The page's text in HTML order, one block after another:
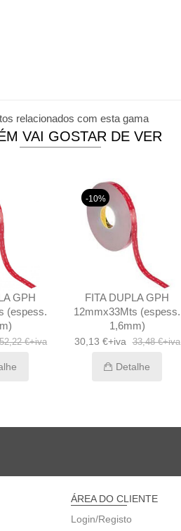
relacionados com esta gama
VAI GOSTAR DE VER
GPH
(espess.
€+iva
-10%
FITA DUPLA GPH
12mmx33Mts (espess.
1,6mm)
30,13 €+iva 33,48 €+iva
Detalhe
ÁREA DO CLIENTE
Login/Registo